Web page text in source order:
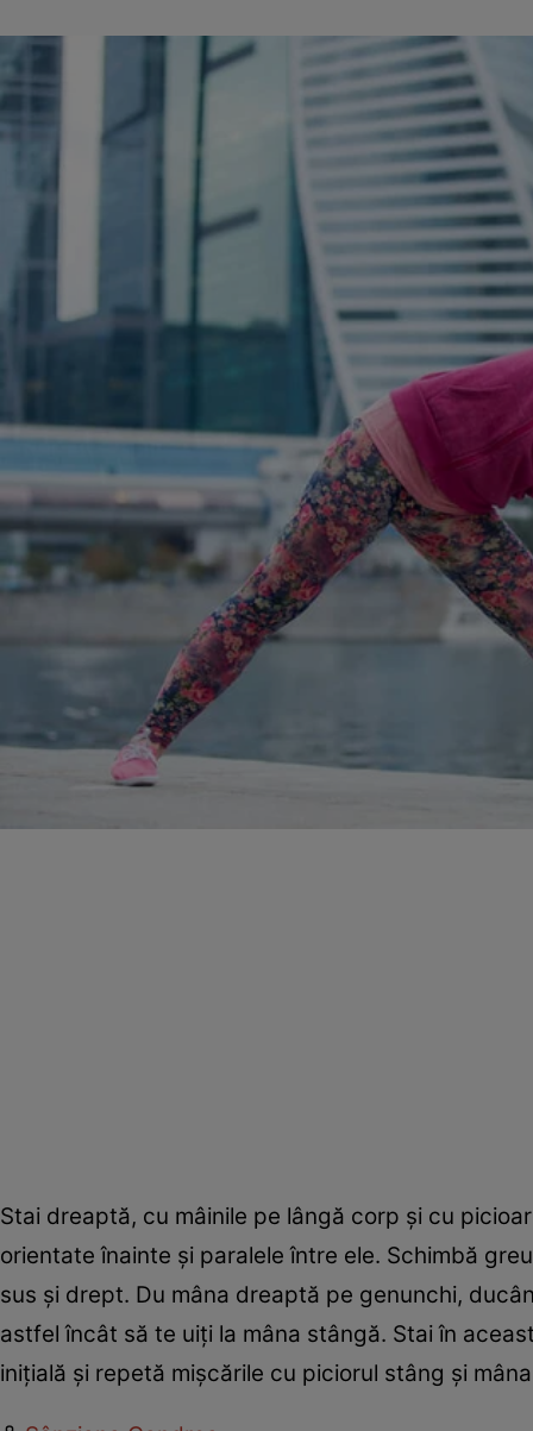
Stai dreaptă, cu mâinile pe lângă corp şi cu
orientate înainte şi paralele între ele. Schimbă
sus şi drept. Du mâna dreaptă pe genunchi,
astfel încât să te uiţi la mâna stângă. Stai în
iniţială şi repetă mişcările cu piciorul stâng şi